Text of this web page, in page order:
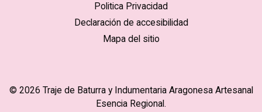
Politica Privacidad
Declaración de accesibilidad
Mapa del sitio
© 2026 Traje de Baturra y Indumentaria Aragonesa Artesanal
Esencia Regional.